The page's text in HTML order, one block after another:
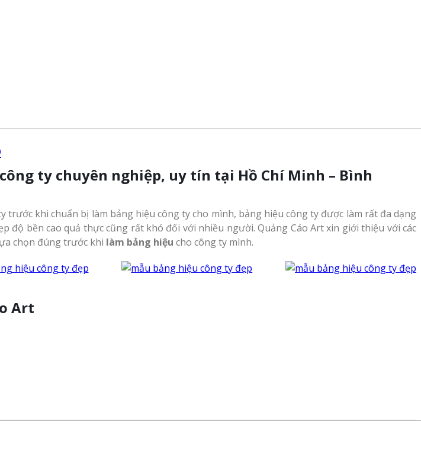
ty chuyên nghiệp, uy tín tại Hồ Chí Minh – Bình
trước khi chuẩn bị làm bảng hiệu công ty cho mình, bảng hiệu công ty được làm rất đa dạng
độ bền cao quả thực cũng rất khó đối với nhiều người. Quảng Cáo Art xin giới thiệu với các
chọn đúng trước khi làm bảng hiệu cho công ty mình.
Art